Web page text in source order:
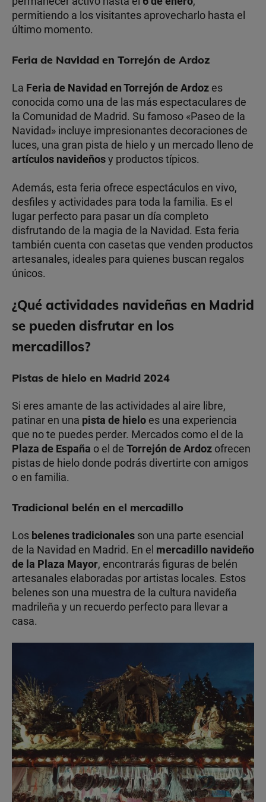
permitiendo a los visitantes aprovecharlo hasta el
último momento.
Feria de Navidad en Torrejón de Ardoz
La Feria de Navidad en Torrejón de Ardoz es
conocida como una de las más espectaculares de
la Comunidad de Madrid. Su famoso «Paseo de la
Navidad» incluye impresionantes decoraciones de
luces, una gran pista de hielo y un mercado lleno de
artículos navideñosy productos típicos.
Además, esta feria ofrece espectáculos en vivo,
desfiles y actividades para toda la familia. Es el
lugar perfecto para pasar un día completo
disfrutando de la magia de la Navidad. Esta feria
también cuenta con casetas que venden productos
artesanales, ideales para quienes buscan regalos
únicos.
¿Qué actividades navideñas en Madrid
se pueden disfrutar en los
mercadillos?
Pistas de hielo en Madrid 2024
Si eres amante de las actividades al aire libre,
patinar en una pista de hielo es una experiencia
que no te puedes perder. Mercados como el de la
Plaza de España o el de Torrejón de Ardoz ofrecen
pistas de hielo donde podrás divertirte con amigos
o en familia.
Tradicional belén en el mercadillo
Los belenes tradicionales son una parte esencial
de la Navidad en Madrid. En el mercadillo navideño
de la Plaza Mayor, encontrarás figuras de belén
artesanales elaboradas por artistas locales. Estos
belenes son una muestra de la cultura navideña
madrileña y un recuerdo perfecto para llevar a
casa.